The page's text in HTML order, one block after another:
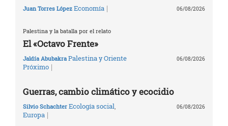
Juan Torres López Economía | 06/08/2026
Palestina y la batalla por el relato
El «Octavo Frente»
Jaldía Abubakra Palestina y Oriente
Próximo |
06/08/2026
Guerras, cambio climático y ecocidio
Silvio Schachter Ecología social,
Europa |
06/08/2026